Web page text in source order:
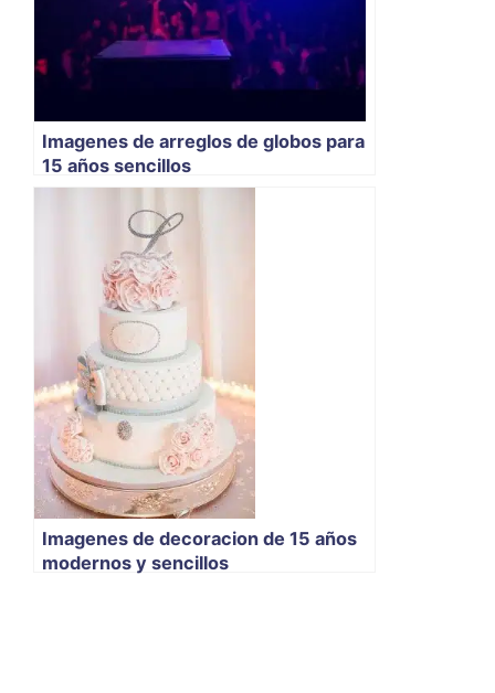
Imagenes de arreglos de globos para
15 años sencillos
Imagenes de decoracion de 15 años
modernos y sencillos